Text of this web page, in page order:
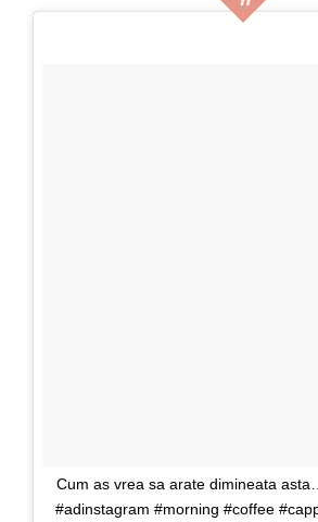
Cum as vrea sa arate dimineata
#adinstagram #morning #coffee